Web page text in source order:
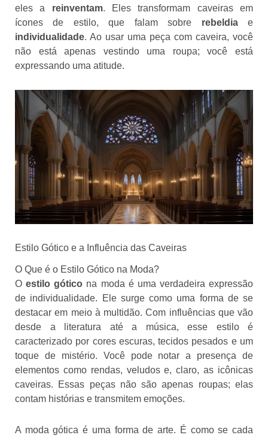
eles a reinventam. Eles transformam caveiras em
ícones de estilo, que falam sobre rebeldiae
individualidade. Ao usar uma peça com caveira, você
não está apenas vestindo uma roupa; você está
expressando uma atitude.
Estilo Gótico e a Influência das Caveiras
O Que é o Estilo Gótico na Moda?
Oestilo gótico na moda é uma verdadeira expressão
de individualidade. Ele surge como uma forma de se
destacar em meio à multidão. Com influências que vão
desde a literatura até a música, esse estilo é
caracterizado por cores escuras, tecidos pesados e um
toque de mistério. Você pode notar a presença de
elementos como rendas, veludos e, claro, as icônicas
caveiras. Essas peças não são apenas roupas; elas
contam histórias e transmitem emoções.
A moda gótica é uma forma de arte. É como se cada